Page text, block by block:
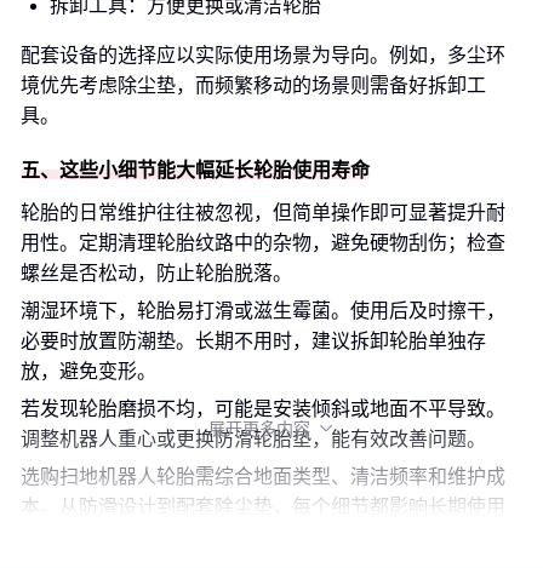
拆卸工具：方便更换或清洁轮胎
配套设备的选择应以实际使用场景为导向。例如，多尘环
境优先考虑除尘垫，而频繁移动的场景则需备好拆卸工
具。
五、这些小细节能大幅延长轮胎使用寿命
轮胎的日常维护往往被忽视，但简单操作即可显著提升耐
用性。定期清理轮胎纹路中的杂物，避免硬物刮伤；检查
螺丝是否松动，防止轮胎脱落。
潮湿环境下，轮胎易打滑或滋生霉菌。使用后及时擦干，
必要时放置防潮垫。长期不用时，建议拆卸轮胎单独存
放，避免变形。
若发现轮胎磨损不均，可能是安装倾斜或地面不平导致。
调整机器人重心或更换防滑轮胎垫，能有效改善问题。
选购扫地机器人轮胎需综合地面类型、清洁频率和维护成
本。从防滑设计到配套除尘垫，每个细节都影响长期使用
展开更多内容 